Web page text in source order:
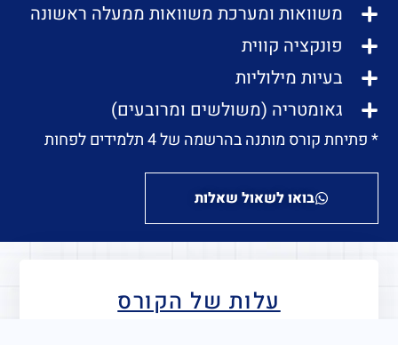
משוואות ומערכת משוואות ממעלה ראשונה
פונקציה קווית
בעיות מילוליות
גאומטריה (משולשים ומרובעים)
* פתיחת קורס מותנה בהרשמה של 4 תלמידים לפחות
בואו לשאול שאלות
עלות של הקורס